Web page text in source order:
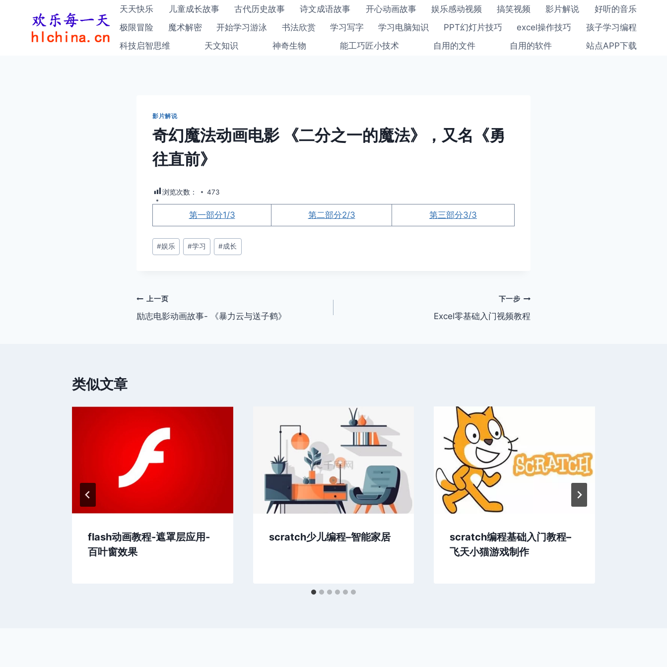
天天快乐 儿童成长故事 古代历史故事 诗文成语故事 开心动画故事 娱乐感动视频 搞笑视频 影片解说
好听的音乐
极限冒险
魔术解密 开始学习游泳 书法欣赏 学习写字 学习电脑知识 PPT幻灯片技巧 excel操作技巧
孩子学习编程
科技启智思维
天文知识 神奇生物 能工巧匠小技术 自用的文件 自用的软件 站点APP下载
影片解说
奇幻魔法动画电影 《二分之一的魔法》，又名《勇
往直前》
浏览次数： 473
第一部分1/3 第二部分2/3 第三部分3/3
文
章
#娱乐 #学习 #成长
文
章
上一页
励志电影动画故事- 《暴力云与送子鹤》
下一步
Excel零基础入门视频教程
类似文章
flash动画教程-遮罩层应用-
百叶窗效果
scratch少儿编程–智能家居
scratch编程基础入门教程–
飞天小猫游戏制作